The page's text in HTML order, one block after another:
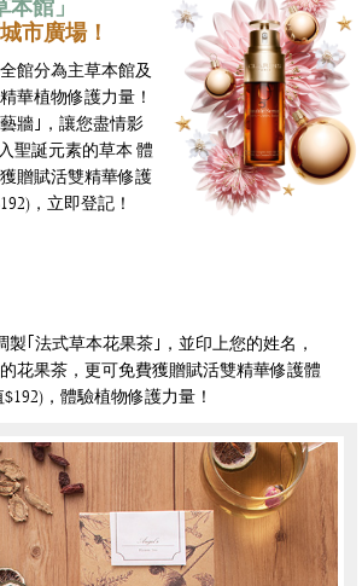
本館」
市廣場！
館分為主草本館及
華植物修護力量！
牆｣，讓您盡情影
聖誕元素的草本 體
贈賦活雙精華修護
，立即登記！
製｢法式草本花果茶｣，並印上您的姓名，
花果茶，更可免費獲贈賦活雙精華修護體
，體驗植物修護力量！